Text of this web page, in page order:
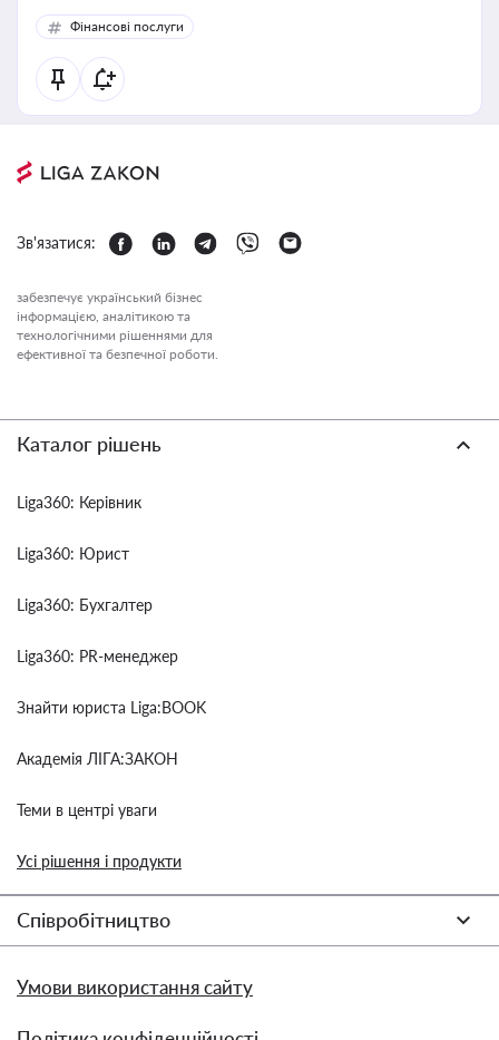
Фінансові послуги
Зв'язатися:
забезпечує український бізнес
інформацією, аналітикою та
технологічними рішеннями для
ефективної та безпечної роботи.
Каталог рішень
Liga360: Керівник
Liga360: Юрист
Liga360: Бухгалтер
Liga360: PR-менеджер
Знайти юриста Liga:BOOK
Академія ЛІГА:ЗАКОН
Теми в центрі уваги
Усі рішення і продукти
Співробітництво
Умови використання сайту